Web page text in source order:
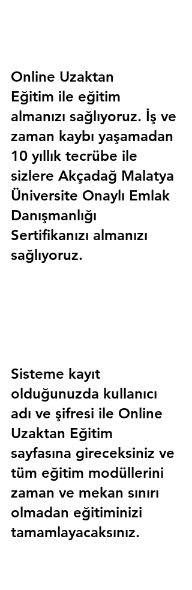
Online Uzaktan
Eğitim ile eğitim
almanızı sağlıyoruz. İş ve
zaman kaybı yaşamadan
10 yıllık tecrübe ile
sizlere Akçadağ Malatya
Üniversite Onaylı Emlak
Danışmanlığı
Sertifikanızı almanızı
sağlıyoruz.
Sisteme kayıt
olduğunuzda kullanıcı
adı ve şifresi ile Online
Uzaktan Eğitim
sayfasına gireceksiniz ve
tüm eğitim modüllerini
zaman ve mekan sınırı
olmadan eğitiminizi
tamamlayacaksınız.